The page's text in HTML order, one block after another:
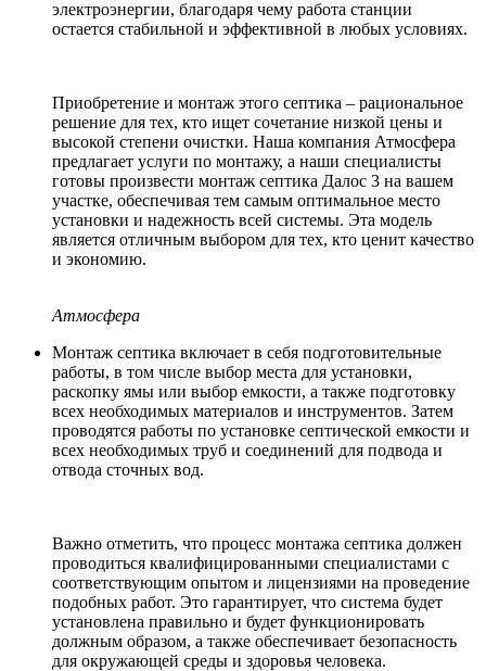
электроэнергии, благодаря чему работа станции
остается стабильной и эффективной в любых условиях.
Приобретение и монтаж этого септика – рациональное
решение для тех, кто ищет сочетание низкой цены и
высокой степени очистки. Наша компания Атмосфера
предлагает услуги по монтажу, а наши специалисты
готовы произвести монтаж септика Далос 3 на вашем
участке, обеспечивая тем самым оптимальное место
установки и надежность всей системы. Эта модель
является отличным выбором для тех, кто ценит качество
и экономию.
Атмосфера
Монтаж септика включает в себя подготовительные
работы, в том числе выбор места для установки,
раскопку ямы или выбор емкости, а также подготовку
всех необходимых материалов и инструментов. Затем
проводятся работы по установке септической емкости и
всех необходимых труб и соединений для подвода и
отвода сточных вод.
Важно отметить, что процесс монтажа септика должен
проводиться квалифицированными специалистами с
соответствующим опытом и лицензиями на проведение
подобных работ. Это гарантирует, что система будет
установлена правильно и будет функционировать
должным образом, а также обеспечивает безопасность
для окружающей среды и здоровья человека.